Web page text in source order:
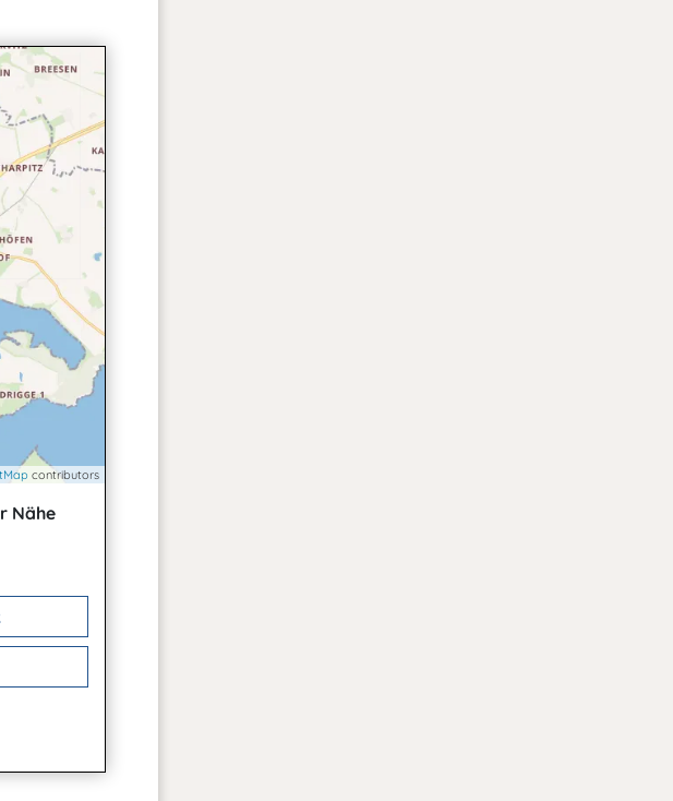
contributors
Nähe